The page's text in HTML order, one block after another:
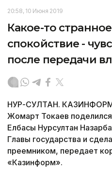
20:58, 10 Июня 2019
Какое-то
спокойствие -
после передачи
НУР-СУЛТАН. КАЗИНФОРМ
Жомарт Токаев
Елбасы Нурсултан
Главы государства и
преемником, передает
«Казинформ».